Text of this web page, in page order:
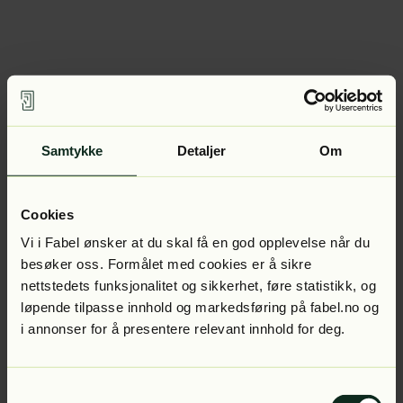
Samtykke Detaljer Om
Cookies
Vi i Fabel ønsker at du skal få en god opplevelse når du
besøker oss. Formålet med cookies er å sikre
nettstedets funksjonalitet og sikkerhet, føre statistikk, og
løpende tilpasse innhold og markedsføring på fabel.no og
i annonser for å presentere relevant innhold for deg.